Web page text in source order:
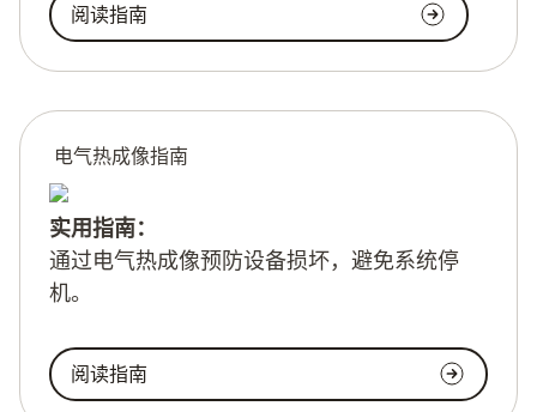
阅读指南
电气热成像指南
实用指南：
通过电气热成像预防设备损坏，避免系统停
机。
阅读指南